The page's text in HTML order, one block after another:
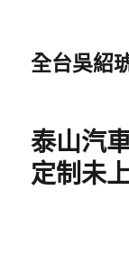
全台吳紹
泰山汽
定制未